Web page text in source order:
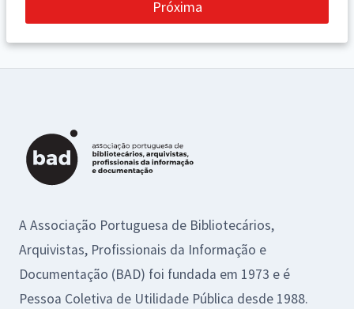
Próxima
A Associação Portuguesa de Bibliotecários,
Arquivistas, Profissionais da Informação e
Documentação (BAD) foi fundada em 1973 e é
Pessoa Coletiva de Utilidade Pública desde 1988.